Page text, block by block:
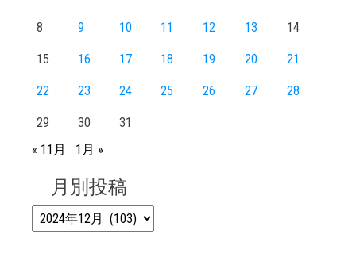
8 9 10 11 12 13 14
15 16 17 18 19 20 21
22 23 24 25 26 27 28
29 30
31
« 11月
1月 »
月別投稿
月別投稿